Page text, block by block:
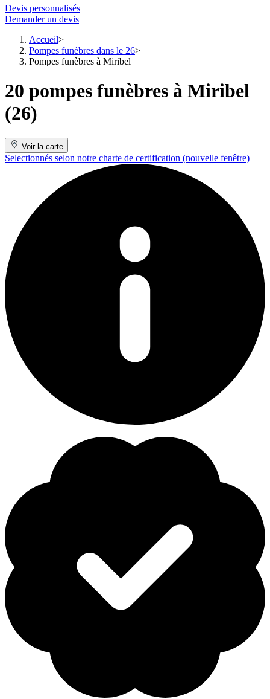
Devis personnalisés
Demander un devis
Accueil
Pompes funèbres dans le 26
Pompes funèbres à Miribel
20 pompes funèbres à Miribel
(26)
Voir la carte
Selectionnés selon notre charte de certification (nouvelle fenêtre)